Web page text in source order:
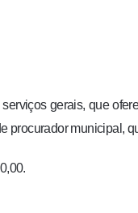
gerais, que
procurador municipal,